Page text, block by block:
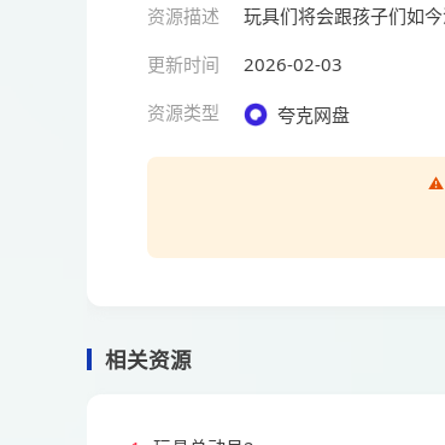
资源描述
玩具们将会跟孩子们如
更新时间
2026-02-03
资源类型
夸克网盘
⚠️
相关资源